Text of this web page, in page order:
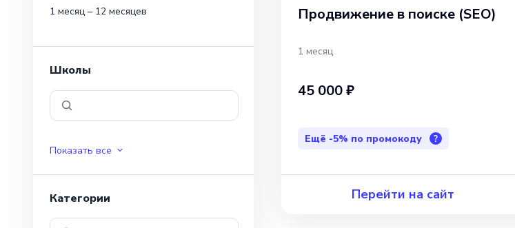
Продвижение в поиске (SEO)
1 месяц
45 000 ₽
Ещё -5% по промокоду ?
Перейти на сайт
1 месяц – 12 месяцев
Школы
Показать все
Категории